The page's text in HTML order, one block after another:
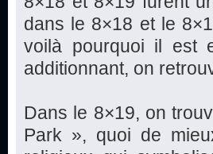
dans le 8×18 et le
voilà pourquoi il est
additionnant, on
Dans le 8×19, on
Park », quoi de